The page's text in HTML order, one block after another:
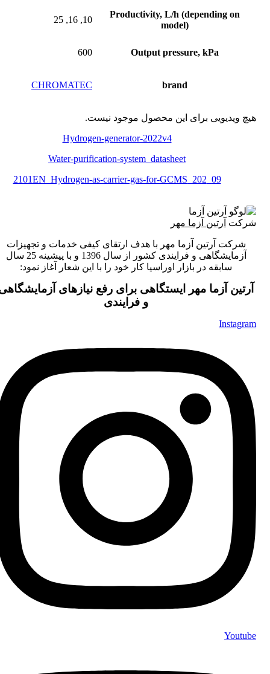
Productivity, L/h (depending on
model)
10, 16, 25
Output pressure, kPa
600
brand
CHROMATEC
هیچ ویدیویی برای این محصول موجود نیست.
Hydrogen-generator-2022v4
Water-purification-system_datasheet
09_202_2101EN_Hydrogen-as-carrier-gas-for-GCMS
شرکت آرتین آزما مهر
شرکت آرتین آزما مهر با هدف ارتقای کیفی خدمات و تجهیزات
آزمایشگاهی و فرایندی کشور از سال 1396 و با پیشینه 25 سال
سابقه در بازار اوراسیا کار خود را با این شعار آغاز نمود:
آرتین آزما مهر ایستگاهی برای رفع نیازهای
و فرایندی
Instagram
Youtube